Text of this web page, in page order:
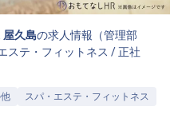
情報コラム
えの企業様へ
久島の求人情報（管理部
ステ・フィットネス /正社
スパ・エステ・フィットネス